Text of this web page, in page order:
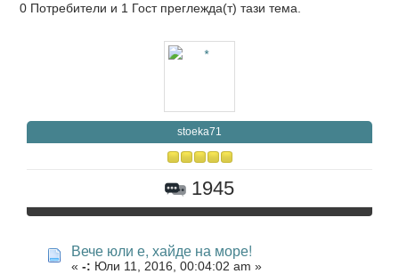
0 Потребители и 1 Гост преглежда(т) тази тема.
stoeka71
1945
Вече юли е, хайде на море!
« -: Юли 11, 2016, 00:04:02 am »